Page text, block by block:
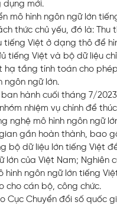
dụng mới.
mô hình ngôn ngữ lớn
thức chủ yếu, đó là: Thu
tiếng Việt ở dạng thô để
tiếng Việt và bộ dữ liệu
hạ tầng tính toán cho
ngôn ngữ lớn.
ban hành cuối tháng 7/
nhiệm vụ chính để
nghệ mô hình ngôn ngữ
gần hoàn thành, bao
bộ dữ liệu lớn tiếng Việt
lớn của Việt Nam; Nghiên
hình ngôn ngữ lớn tiếng
cho cán bộ, công chức.
Cục Chuyển đổi số quốc